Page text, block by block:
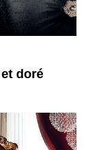
doré